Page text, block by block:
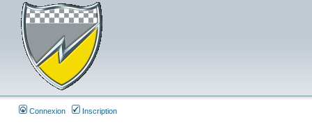
Connexion Inscription